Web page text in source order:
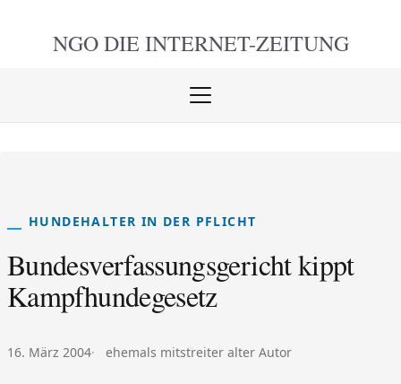
NGO DIE INTERNET-ZEITUNG
Menü
HUNDEHALTER IN DER PFLICHT
Bundesverfassungsgericht kippt
Kampfhundegesetz
Veröffentlicht am:
16. März 2004 Autor:
ehemals mitstreiter alter Autor